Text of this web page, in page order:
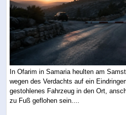
In Ofarim in Samaria heulten am
wegen des Verdachts auf ein
gestohlenes Fahrzeug in den Ort,
zu Fuß geflohen sein....